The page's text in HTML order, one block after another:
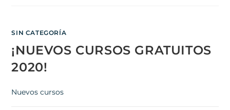
SIN CATEGORÍA
¡NUEVOS CURSOS GRATUITOS
2020!
Nuevos cursos